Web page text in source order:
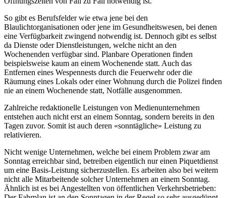
So gibt es Berufsfelder wie etwa jene bei den
Blaulichtorganisationen oder jene im Gesundheitswesen, bei denen
eine Verfügbarkeit zwingend notwendig ist. Dennoch gibt es selbst
da Dienste oder Dienstleistungen, welche nicht an den
Wochenenden verfügbar sind. Planbare Operationen finden
beispielsweise kaum an einem Wochenende statt. Auch das
Entfernen eines Wespennests durch die Feuerwehr oder die
Räumung eines Lokals oder einer Wohnung durch die Polizei finden
nie an einem Wochenende statt, Notfälle ausgenommen.
Zahlreiche redaktionelle Leistungen von Medienunternehmen
entstehen auch nicht erst an einem Sonntag, sondern bereits in den
Tagen zuvor. Somit ist auch deren «sonntägliche» Leistung zu
relativieren.
Nicht wenige Unternehmen, welche bei einem Problem zwar am
Sonntag erreichbar sind, betreiben eigentlich nur einen Piquetdienst
um eine Basis-Leistung sicherzustellen. Es arbeiten also bei weitem
nicht alle Mitarbeitende solcher Unternehmen an einem Sonntag.
Ähnlich ist es bei Angestellten von öffentlichen Verkehrsbetrieben: